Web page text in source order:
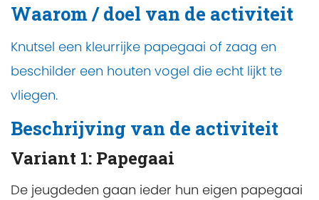
Waarom / doel van de activiteit
Knutsel een kleurrijke papegaai of zaag en
beschilder een houten vogel die echt lijkt te
vliegen.
Beschrijving van de activiteit
Variant 1: Papegaai
De jeugdeden gaan ieder hun eigen papegaai